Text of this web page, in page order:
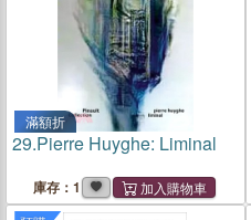
滿額折
29.Pierre Huyghe: Liminal
庫存：1